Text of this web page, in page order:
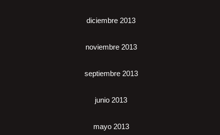
diciembre 2013
noviembre 2013
septiembre 2013
junio 2013
mayo 2013